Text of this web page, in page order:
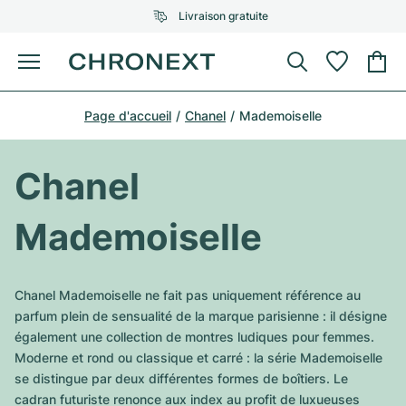
Livraison gratuite
Menu
Acheter une montre
UNE SÉLECTION D'EXCEPTION
Modèles les plus vendus
Omega
Tous les modèles Omega
Modèles les plus vendus
Patek Philippe
Tous les modèles Patek Philippe
Modèles les plus vendus
Tous les modèles Audemars Piguet
Cartier
Breitling
Montres d'occasion
UNE SÉLECTION D'EXCEPTION
Tiffany
Louis Vuitton
Van Cleef & Arpels
Bvlgari
Nouveautés
Sale
Page d'accueil Chanel Mademoiselle
Chanel
Mademoiselle
Chanel Mademoiselle ne fait pas uniquement référence au
parfum plein de sensualité de la marque parisienne : il désigne
également une collection de montres ludiques pour femmes.
Moderne et rond ou classique et carré : la série Mademoiselle
se distingue par deux différentes formes de boîtiers. Le
cadran futuriste renonce aux index au profit de luxueuses